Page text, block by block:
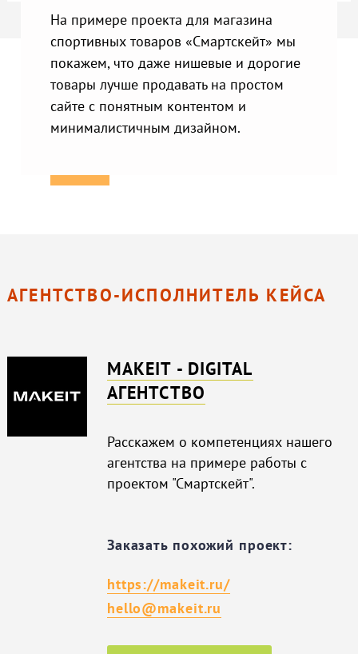
На примере проекта для магазина
спортивных товаров «Смартскейт» мы
покажем, что даже нишевые и дорогие
товары лучше продавать на простом
сайте с понятным контентом и
минималистичным дизайном.
АГЕНТСТВО-ИСПОЛНИТЕЛЬ КЕЙСА
MAKEIT - DIGITAL
АГЕНТСТВО
Расскажем о компетенциях нашего
агентства на примере работы с
проектом "Смартскейт".
Заказать похожий проект:
https://makeit.ru/
hello@makeit.ru